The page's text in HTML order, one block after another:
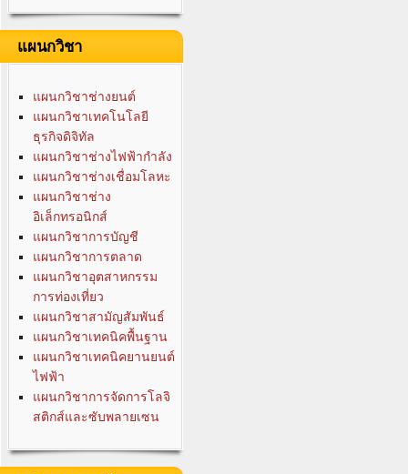
แผนกวิชา
แผนกวิชาช่างยนต์
แผนกวิชาเทคโนโลยี
ธุรกิจดิจิทัล
แผนกวิชาช่างไฟฟ้ากำลัง
แผนกวิชาช่างเชื่อมโลหะ
แผนกวิชาช่าง
อิเล็กทรอนิกส์
แผนกวิชาการบัญชี
แผนกวิชาการตลาด
แผนกวิชาอุตสาหกรรม
การท่องเที่ยว
แผนกวิชาสามัญสัมพันธ์
แผนกวิชาเทคนิคพื้นฐาน
แผนกวิชาเทคนิคยานยนต์
ไฟฟ้า
แผนกวิชาการจัดการโลจิ
สติกส์และซับพลายเซน